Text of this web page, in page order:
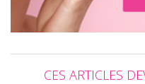
CES ARTICLES